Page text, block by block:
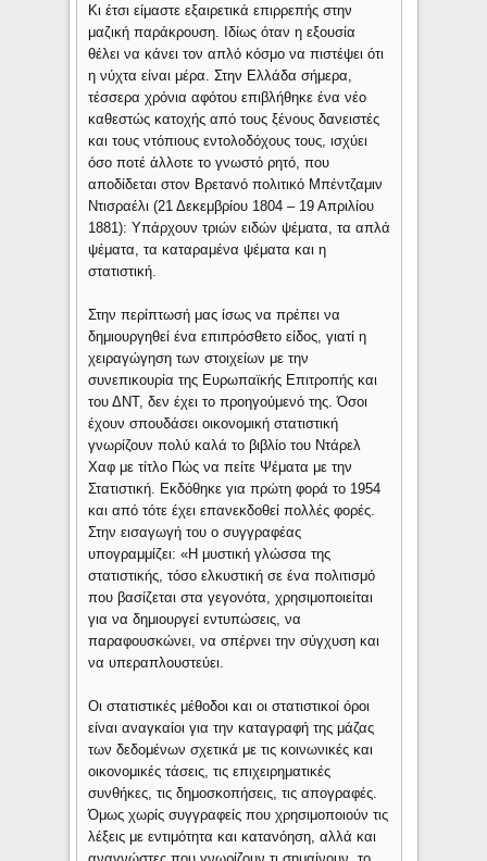
Κι έτσι είμαστε εξαιρετικά επιρρεπής στην
μαζική παράκρουση. Ιδίως όταν η εξουσία
θέλει να κάνει τον απλό κόσμο να πιστέψει ότι
η νύχτα είναι μέρα. Στην Ελλάδα σήμερα,
τέσσερα χρόνια αφότου επιβλήθηκε ένα νέο
καθεστώς κατοχής από τους ξένους δανειστές
και τους ντόπιους εντολοδόχους τους, ισχύει
όσο ποτέ άλλοτε το γνωστό ρητό, που
αποδίδεται στον Βρετανό πολιτικό Μπέντζαμιν
Ντισραέλι (21 Δεκεμβρίου 1804 – 19 Απριλίου
1881): Υπάρχουν τριών ειδών ψέματα, τα απλά
ψέματα, τα καταραμένα ψέματα και η
στατιστική.
Στην περίπτωσή μας ίσως να πρέπει να
δημιουργηθεί ένα επιπρόσθετο είδος, γιατί η
χειραγώγηση των στοιχείων με την
συνεπικουρία της Ευρωπαϊκής Επιτροπής και
του ΔΝΤ, δεν έχει το προηγούμενό της. Όσοι
έχουν σπουδάσει οικονομική στατιστική
γνωρίζουν πολύ καλά το βιβλίο του Ντάρελ
Χαφ με τίτλο Πώς να πείτε Ψέματα με την
Στατιστική. Εκδόθηκε για πρώτη φορά το 1954
και από τότε έχει επανεκδοθεί πολλές φορές.
Στην εισαγωγή του ο συγγραφέας
υπογραμμίζει: «Η μυστική γλώσσα της
στατιστικής, τόσο ελκυστική σε ένα πολιτισμό
που βασίζεται στα γεγονότα, χρησιμοποιείται
για να δημιουργεί εντυπώσεις, να
παραφουσκώνει, να σπέρνει την σύγχυση και
να υπεραπλουστεύει.
Οι στατιστικές μέθοδοι και οι στατιστικοί όροι
είναι αναγκαίοι για την καταγραφή της μάζας
των δεδομένων σχετικά με τις κοινωνικές και
οικονομικές τάσεις, τις επιχειρηματικές
συνθήκες, τις δημοσκοπήσεις, τις απογραφές.
Όμως χωρίς συγγραφείς που χρησιμοποιούν τις
λέξεις με εντιμότητα και κατανόηση, αλλά και